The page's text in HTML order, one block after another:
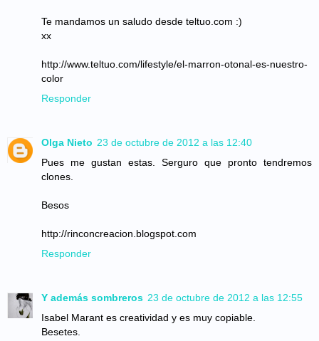
Te mandamos un saludo desde teltuo.com :)
xx
http://www.teltuo.com/lifestyle/el-marron-otonal-es-nuestro-
color
Responder
Olga Nieto 23 de octubre de 2012 a las 12:40
Pues me gustan estas. Serguro que pronto tendremos
clones.
Besos
http://rinconcreacion.blogspot.com
Responder
Y además sombreros 23 de octubre de 2012 a las 12:55
Isabel Marant es creatividad y es muy copiable.
Besetes.